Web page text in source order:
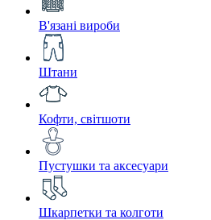
В'язані вироби
Штани
Кофти, світшоти
Пустушки та аксесуари
Шкарпетки та колготи